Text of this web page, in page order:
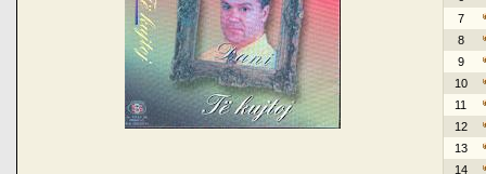
7
8
9
10
11
12
13
14